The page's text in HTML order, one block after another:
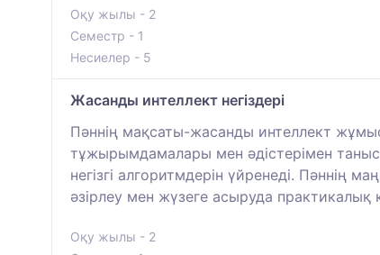
Оқу жылы - 2
Семестр - 1
Несиелер - 5
Жасанды интеллект негіздері
Пәннің мақсаты-жасанды интеллект
тұжырымдамалары мен әдістерімен
негізгі алгоритмдерін үйренеді. Пәннің
әзірлеу мен жүзеге асыруда практикалық
Оқу жылы - 2